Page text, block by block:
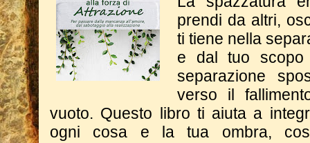
prendi da altri,
ti tiene nella
e dal tuo
separazione
verso il
vuoto. Questo libro ti aiuta a
ogni cosa e la tua ombra,